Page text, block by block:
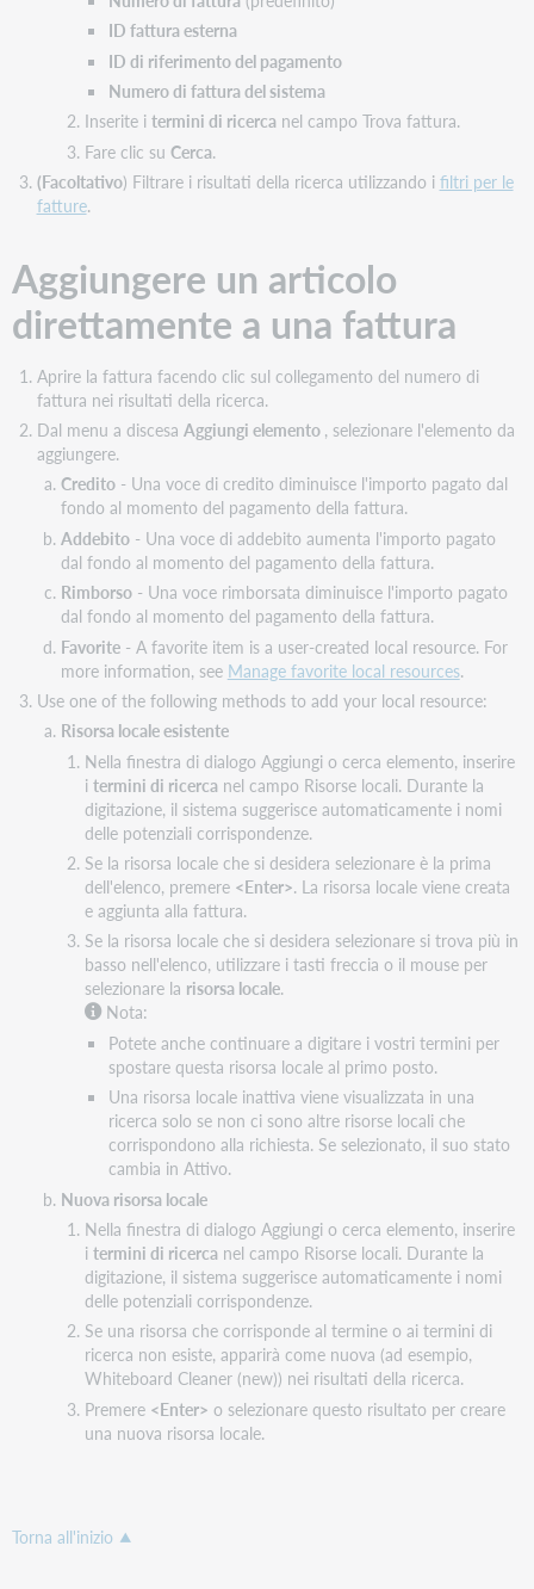
ID fattura esterna
ID di riferimento del pagamento
Numero di fattura del sistema
Inserite i termini di ricerca nel campo Trova fattura.
Fare clic su Cerca.
(Facoltativo) Filtrare i risultati della ricerca utilizzando i filtri per le
fatture.
Aggiungere un articolo
direttamente a una fattura
Aprire la fattura facendo clic sul collegamento del numero di
fattura nei risultati della ricerca.
Dal menu a discesa Aggiungi elemento , selezionare l'elemento da
aggiungere.
Credito- Una voce di credito diminuisce l'importo pagato dal
fondo al momento del pagamento della fattura.
Addebito- Una voce di addebito aumenta l'importo pagato
dal fondo al momento del pagamento della fattura.
Rimborso- Una voce rimborsata diminuisce l'importo pagato
dal fondo al momento del pagamento della fattura.
Favorite- A favorite item is a user-created local resource. For
more information, see Manage favorite local resources.
Use one of the following methods to add your local resource:
Risorsa locale esistente
Nella finestra di dialogo Aggiungi o cerca elemento, inserire
i termini di ricerca nel campo Risorse locali. Durante la
digitazione, il sistema suggerisce automaticamente i nomi
delle potenziali corrispondenze.
Se la risorsa locale che si desidera selezionare è la prima
dell'elenco, premere <Enter>. La risorsa locale viene creata
e aggiunta alla fattura.
Se la risorsa locale che si desidera selezionare si trova più in
basso nell'elenco, utilizzare i tasti freccia o il mouse per
selezionare la risorsa locale.
Nota:
Potete anche continuare a digitare i vostri termini per
spostare questa risorsa locale al primo posto.
Una risorsa locale inattiva viene visualizzata in una
ricerca solo se non ci sono altre risorse locali che
corrispondono alla richiesta. Se selezionato, il suo stato
cambia in Attivo.
Nuova risorsa locale
Nella finestra di dialogo Aggiungi o cerca elemento, inserire
i termini di ricerca nel campo Risorse locali. Durante la
digitazione, il sistema suggerisce automaticamente i nomi
delle potenziali corrispondenze.
Se una risorsa che corrisponde al termine o ai termini di
ricerca non esiste, apparirà come nuova (ad esempio,
Whiteboard Cleaner (new)) nei risultati della ricerca.
Premere <Enter> o selezionare questo risultato per creare
una nuova risorsa locale.
Torna all'inizio